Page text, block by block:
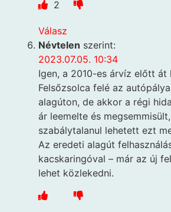
2
Válasz
Névtelen szerint:
2023.07.05. 10:34
Igen, a 2010-es árvíz előtt át
Felsőzsolca felé az
alagúton, de akkor a régi
ár leemelte és
szabálytalanul lehetett ezt
Az eredeti alagút
kacskaringóval – már az új
lehet közlekedni.